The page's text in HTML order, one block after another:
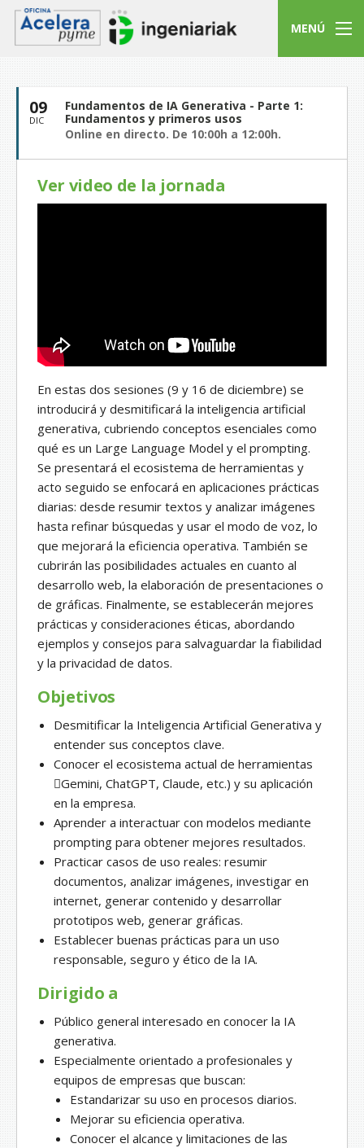
MENÚ
09
DIC
Fundamentos de IA Generativa - Parte 1:
Fundamentos y primeros usos
Online en directo. De 10:00h a 12:00h.
Ver video de la jornada
En estas dos sesiones (9 y 16 de diciembre) se
introducirá y desmitificará la inteligencia artificial
generativa, cubriendo conceptos esenciales como
qué es un Large Language Model y el prompting.
Se presentará el ecosistema de herramientas y
acto seguido se enfocará en aplicaciones prácticas
diarias: desde resumir textos y analizar imágenes
hasta refinar búsquedas y usar el modo de voz, lo
que mejorará la eficiencia operativa. También se
cubrirán las posibilidades actuales en cuanto al
desarrollo web, la elaboración de presentaciones o
de gráficas. Finalmente, se establecerán mejores
prácticas y consideraciones éticas, abordando
ejemplos y consejos para salvaguardar la fiabilidad
y la privacidad de datos.
Objetivos
Desmitificar la Inteligencia Artificial Generativa y
entender sus conceptos clave.
Conocer el ecosistema actual de herramientas
Gemini, ChatGPT, Claude, etc.) y su aplicación
en la empresa.
Aprender a interactuar con modelos mediante
prompting para obtener mejores resultados.
Practicar casos de uso reales: resumir
documentos, analizar imágenes, investigar en
internet, generar contenido y desarrollar
prototipos web, generar gráficas.
Establecer buenas prácticas para un uso
responsable, seguro y ético de la IA.
Dirigido a
Público general interesado en conocer la IA
generativa.
Especialmente orientado a profesionales y
equipos de empresas que buscan:
Estandarizar su uso en procesos diarios.
Mejorar su eficiencia operativa.
Conocer el alcance y limitaciones de las